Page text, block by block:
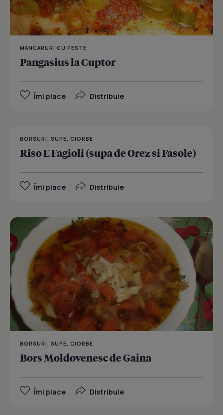
MANCARURI CU PESTE
Pangasius la Cuptor
Îmi place Distribuie
BORSURI, SUPE, CIORBE
Riso E Fagioli (supa de Orez si Fasole)
Îmi place Distribuie
BORSURI, SUPE, CIORBE
Bors Moldovenesc de Gaina
Îmi place Distribuie